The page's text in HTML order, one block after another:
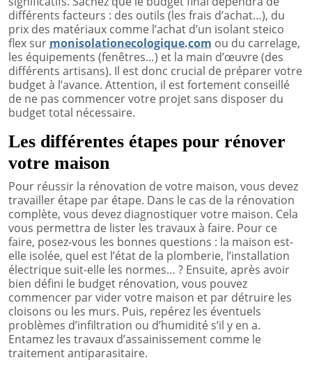
différents facteurs : des outils (les frais d’achat…), du
prix des matériaux comme l’achat d’un isolant steico
flex sur monisolationecologique.com ou du carrelage,
les équipements (fenêtres…) et la main d’œuvre (des
différents artisans). Il est donc crucial de préparer votre
budget à l’avance. Attention, il est fortement conseillé
de ne pas commencer votre projet sans disposer du
budget total nécessaire.
Les différentes étapes pour rénover
votre maison
Pour réussir la rénovation de votre maison, vous devez
travailler étape par étape. Dans le cas de la rénovation
complète, vous devez diagnostiquer votre maison. Cela
vous permettra de lister les travaux à faire. Pour ce
faire, posez-vous les bonnes questions : la maison est-
elle isolée, quel est l’état de la plomberie, l’installation
électrique suit-elle les normes… ? Ensuite, après avoir
bien défini le budget rénovation, vous pouvez
commencer par vider votre maison et par détruire les
cloisons ou les murs. Puis, repérez les éventuels
problèmes d’infiltration ou d’humidité s’il y en a.
Entamez les travaux d’assainissement comme le
traitement antiparasitaire.